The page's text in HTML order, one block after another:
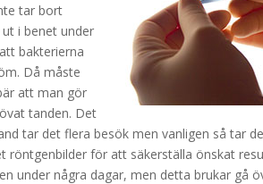
tar bort
i benet under
bakterierna
Då måste
att man gör
tanden. Det
tar det flera besök men vanligen så tar
röntgenbilder för att säkerställa önskat
under några dagar, men detta brukar gå